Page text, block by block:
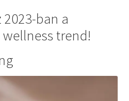
2023-ban a
trend!